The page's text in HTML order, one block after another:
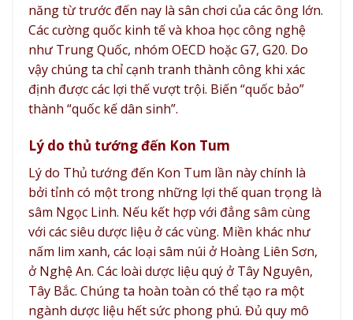
năng từ trước đến nay là sân chơi của các ông lớn.
Các cường quốc kinh tế và khoa học công nghệ
như Trung Quốc, nhóm OECD hoặc G7, G20. Do
vậy chúng ta chỉ cạnh tranh thành công khi xác
định được các lợi thế vượt trội. Biến “quốc bảo”
thành “quốc kế dân sinh”.
Lý do thủ tướng đến Kon Tum
Lý do Thủ tướng đến Kon Tum lần này chính là
bởi tỉnh có một trong những lợi thế quan trọng là
sâm Ngọc Linh. Nếu kết hợp với đẳng sâm cùng
với các siêu dược liệu ở các vùng. Miền khác như
nấm lim xanh, các loại sâm núi ở Hoàng Liên Sơn,
ở Nghệ An. Các loài dược liệu quý ở Tây Nguyên,
Tây Bắc. Chúng ta hoàn toàn có thể tạo ra một
ngành dược liệu hết sức phong phú. Đủ quy mô